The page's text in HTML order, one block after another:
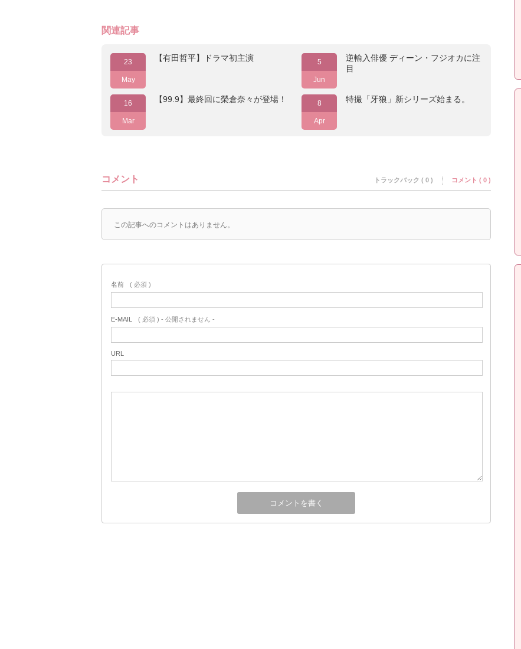
関連記事
23
May
【有田哲平】ドラマ初主演 5
Jun
逆輸入俳優 ディーン・フジオカに注
目
16
Mar
【99.9】最終回に榮倉奈々が登場！ 8
Apr
特撮「牙狼」新シリーズ始まる。
コメント トラックバック ( 0 ) コメント ( 0 )
この記事へのコメントはありません。
名前 ( 必須 )
E-MAIL ( 必須 ) - 公開されません -
URL